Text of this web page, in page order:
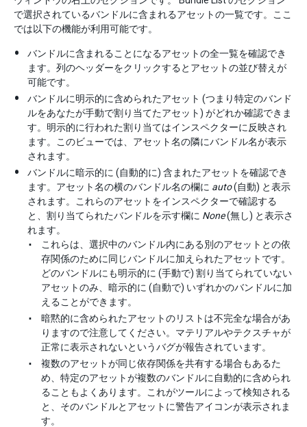
で選択されているバンドルに含まれるアセットの一覧です。ここ
では以下の機能が利用可能です。
バンドルに含まれることになるアセットの全一覧を確認でき
ます。列のヘッダーをクリックするとアセットの並び替えが
可能です。
バンドルに明示的に含められたアセット (つまり特定のバンド
ルをあなたが手動で割り当てたアセット) がどれか確認できま
す。明示的に行われた割り当てはインスペクターに反映され
ます。このビューでは、アセット名の隣にバンドル名が表示
されます。
バンドルに暗示的に (自動的に) 含まれたアセットを確認でき
ます。アセット名の横のバンドル名の欄に auto(自動) と表示
されます。これらのアセットをインスペクターで確認する
と、割り当てられたバンドルを示す欄に None(無し) と表示さ
れます。
これらは、選択中のバンドル内にある別のアセットとの依
存関係のために同じバンドルに加えられたアセットです。
どのバンドルにも明示的に (手動で) 割り当てられていない
アセットのみ、暗示的に (自動で) いずれかのバンドルに加
えることができます。
暗黙的に含められたアセットのリストは不完全な場合があ
りますので注意してください。マテリアルやテクスチャが
正常に表示されないというバグが報告されています。
複数のアセットが同じ依存関係を共有する場合もあるた
め、特定のアセットが複数のバンドルに自動的に含められ
ることもよくあります。これがツールによって検知される
と、そのバンドルとアセットに警告アイコンが表示されま
す。